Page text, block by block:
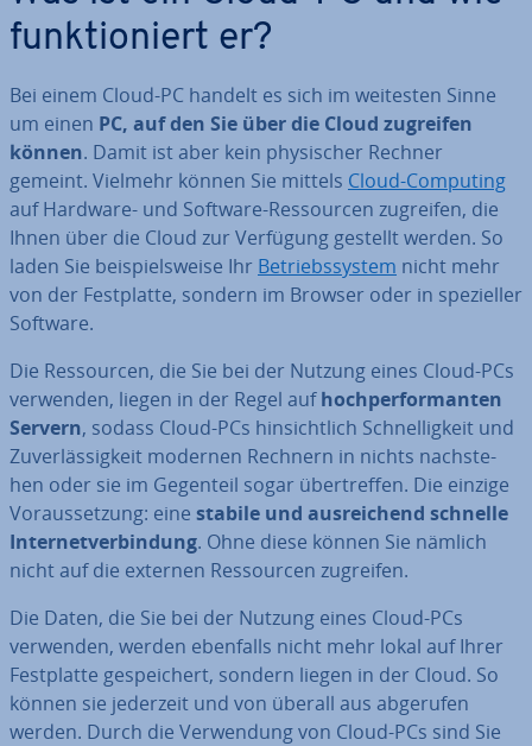
funk­tio­niert er?
Bei einem Cloud-PC handelt es sich im weitesten Sinne
um einen PC, auf den Sie über die Cloud zugreifen
können. Damit ist aber kein phy­si­scher Rechner
gemeint. Vielmehr können Sie mittels Cloud-Computing
auf Hardware- und Software-Res­sour­cen zugreifen, die
Ihnen über die Cloud zur Verfügung gestellt werden. So
laden Sie bei­spiels­wei­se Ihr Be­triebs­sys­tem nicht mehr
von der Fest­plat­te, sondern im Browser oder in spe­zi­el­ler
Software.
Die Res­sour­cen, die Sie bei der Nutzung eines Cloud-PCs
verwenden, liegen in der Regel aufhoch­per­for­man­ten
Servern, sodass Cloud-PCs hin­sicht­lich Schnel­lig­keit und
Zu­ver­läs­sig­keit modernen Rechnern in nichts nach­ste­
hen oder sie im Gegenteil sogar über­tref­fen. Die einzige
Vor­aus­set­zung: eine stabile und aus­rei­chend schnelle
In­ter­net­ver­bin­dung. Ohne diese können Sie nämlich
nicht auf die externen Res­sour­cen zugreifen.
Die Daten, die Sie bei der Nutzung eines Cloud-PCs
verwenden, werden ebenfalls nicht mehr lokal auf Ihrer
Fest­plat­te ge­spei­chert, sondern liegen in der Cloud. So
können sie jederzeit und von überall aus abgerufen
werden. Durch die Ver­wen­dung von Cloud-PCs sind Sie